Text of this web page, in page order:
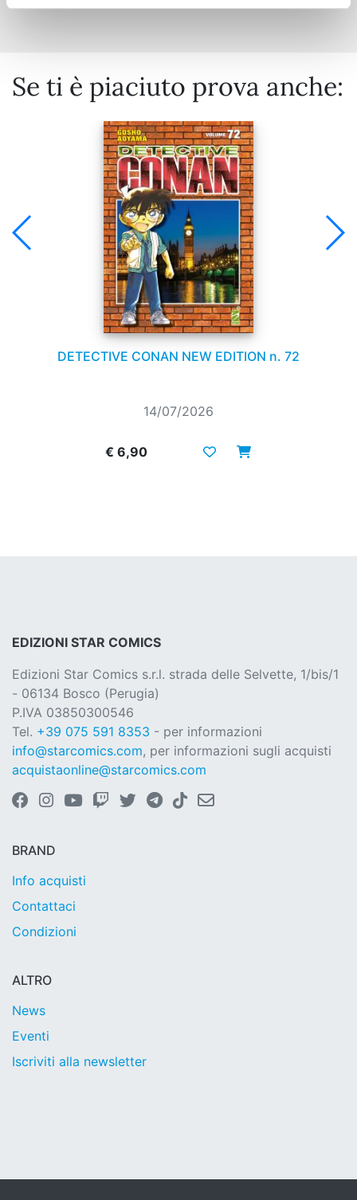
Se ti è piaciuto prova anche:
DETECTIVE CONAN NEW EDITION n. 72
14/07/2026
€ 6,90
EDIZIONI STAR COMICS
Edizioni Star Comics s.r.l. strada delle Selvette, 1/bis/1
- 06134 Bosco (Perugia)
P.IVA 03850300546
Tel. +39 075 591 8353 - per informazioni
info@starcomics.com, per informazioni sugli acquisti
acquistaonline@starcomics.com
BRAND
Info acquisti
Contattaci
Condizioni
ALTRO
News
Eventi
Iscriviti alla newsletter